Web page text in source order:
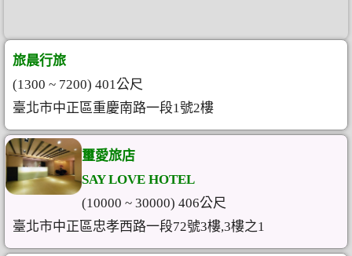
旅晨行旅
(1300 ~ 7200) 401公尺
臺北市中正區重慶南路一段1號2樓
璽愛旅店
SAY LOVE HOTEL
(10000 ~ 30000) 406公尺
臺北市中正區忠孝西路一段72號3樓,3樓之1